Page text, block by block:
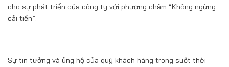
cho sự phát triển của công ty với phương châm “Không ngừng
cải tiến”.
Sự tin tưởng và ủng hộ của quý khách hàng trong suốt thời